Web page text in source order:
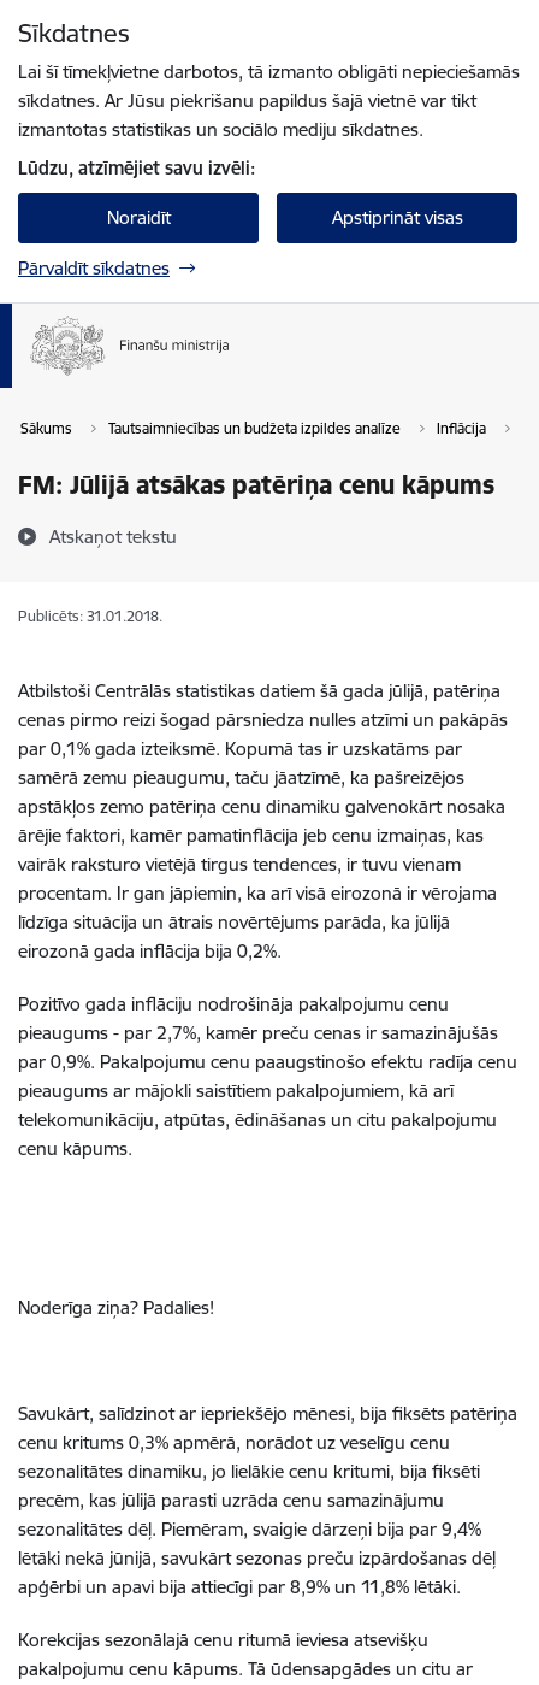
Sīkdatnes
Lai šī tīmekļvietne darbotos, tā izmanto obligāti nepieciešamās
sīkdatnes. Ar Jūsu piekrišanu papildus šajā vietnē var tikt
izmantotas statistikas un sociālo mediju sīkdatnes.
Lūdzu, atzīmējiet savu izvēli:
Noraidīt Apstiprināt visas
Pārvaldīt sīkdatnes
Sākums Tautsaimniecības un budžeta izpildes analīze Inflācija
FM: Jūlijā atsākas patēriņa cenu kāpums
Atskaņot tekstu
Publicēts: 31.01.2018.
Atbilstoši Centrālās statistikas datiem šā gada jūlijā, patēriņa
cenas pirmo reizi šogad pārsniedza nulles atzīmi un pakāpās
par 0,1% gada izteiksmē. Kopumā tas ir uzskatāms par
samērā zemu pieaugumu, taču jāatzīmē, ka pašreizējos
apstākļos zemo patēriņa cenu dinamiku galvenokārt nosaka
ārējie faktori, kamēr pamatinflācija jeb cenu izmaiņas, kas
vairāk raksturo vietējā tirgus tendences, ir tuvu vienam
procentam. Ir gan jāpiemin, ka arī visā eirozonā ir vērojama
līdzīga situācija un ātrais novērtējums parāda, ka jūlijā
eirozonā gada inflācija bija 0,2%.
Pozitīvo gada inflāciju nodrošināja pakalpojumu cenu
pieaugums - par 2,7%, kamēr preču cenas ir samazinājušās
par 0,9%. Pakalpojumu cenu paaugstinošo efektu radīja cenu
pieaugums ar mājokli saistītiem pakalpojumiem, kā arī
telekomunikāciju, atpūtas, ēdināšanas un citu pakalpojumu
cenu kāpums.
Noderīga ziņa? Padalies!
Savukārt, salīdzinot ar iepriekšējo mēnesi, bija fiksēts patēriņa
cenu kritums 0,3% apmērā, norādot uz veselīgu cenu
sezonalitātes dinamiku, jo lielākie cenu kritumi, bija fiksēti
precēm, kas jūlijā parasti uzrāda cenu samazinājumu
sezonalitātes dēļ. Piemēram, svaigie dārzeņi bija par 9,4%
lētāki nekā jūnijā, savukārt sezonas preču izpārdošanas dēļ
apģērbi un apavi bija attiecīgi par 8,9% un 11,8% lētāki.
Korekcijas sezonālajā cenu ritumā ieviesa atsevišķu
pakalpojumu cenu kāpums. Tā ūdensapgādes un citu ar